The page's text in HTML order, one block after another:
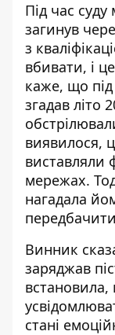
Під час
загинув
з
вбивати, і
каже, що під
згадав літо
виявилося,
виставляли
мережах.
нагадала
Винник
заряджав
стані